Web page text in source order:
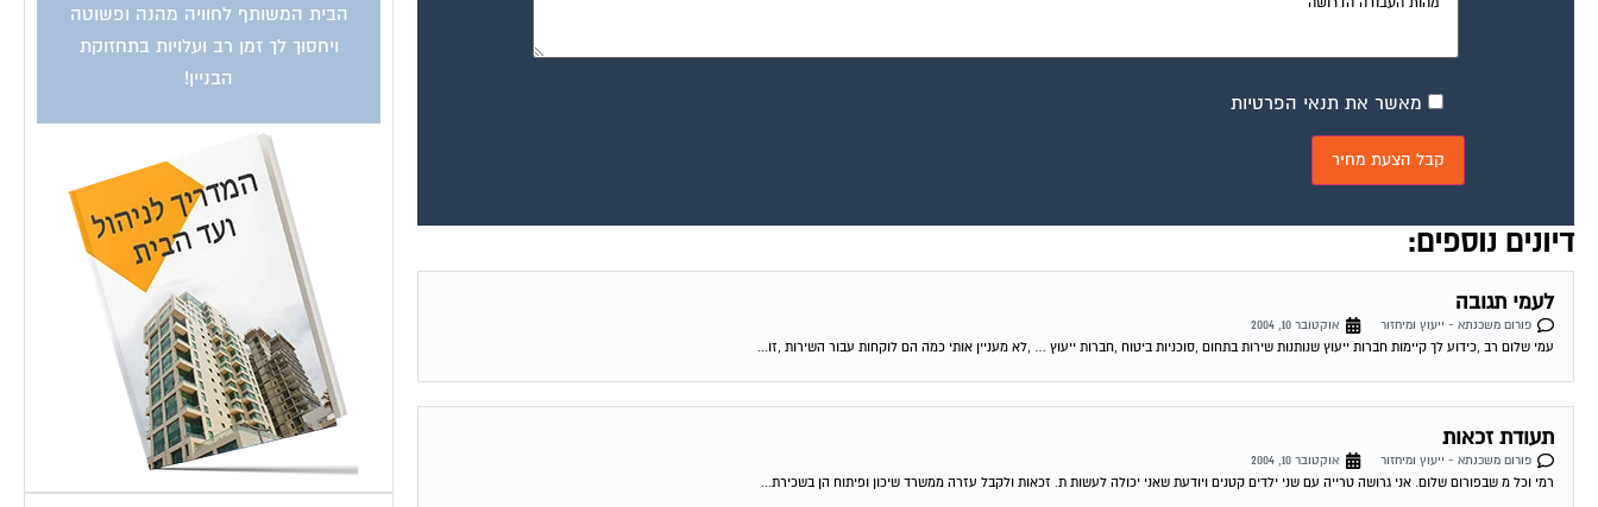
מאשר את תנאי הפרטיות
דיונים נוספים:
לעמי תגובה
פורום משכנתא - ייעוץ ומיחזור
אוקטובר 10, 2004
עמי שלום רב ,כידוע לך קיימות חברות ייעוץ שנותנות שירות בתחום ,סוכניות ביטוח ,חברות ייעוץ … ,לא מעניין אותי כמה הם לוקחות עבור השירות ,זו...
תעודת זכאות
פורום משכנתא - ייעוץ ומיחזור
אוקטובר 10, 2004
רמי וכל מ שבפורום שלום. אני גרושה טרייה עם שני ילדים קטנים ויודעת שאני יכולה לעשות ת. זכאות ולקבל עזרה ממשרד שיכון ופיתוח הן בשכירת...
הבית המשותף לחוויה מהנה ופשוטה
ויחסוך לך זמן רב ועלויות בתחזוקת
הבניין!